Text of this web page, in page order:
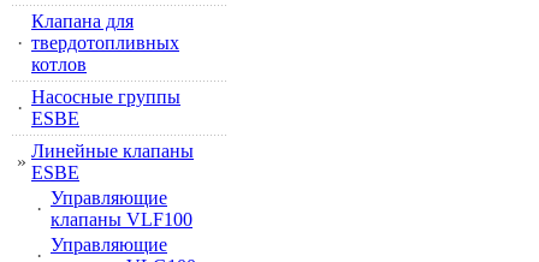
·
Клапана для
твердотопливных
котлов
·
Насосные группы
ESBE
»
Линейные клапаны
ESBE
·
Управляющие
клапаны VLF100
·
Управляющие